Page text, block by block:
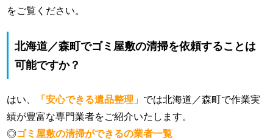
をご覧ください。
北海道／森町でゴミ屋敷の清掃を依頼することは
可能ですか？
はい、 「安心できる遺品整理」 では北海道／森町で作業実
績が豊富な専門業者をご紹介いたします。
◎ゴミ屋敷の清掃ができるの業者一覧